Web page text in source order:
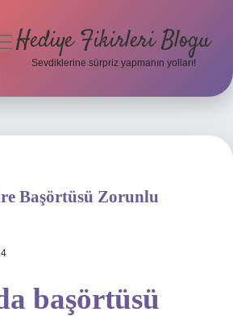
Hediye Fikirleri Blogu
Sevdiklerine sürpriz yapmanın yolları!
Başörtüsü Zorunlu
başörtüsü